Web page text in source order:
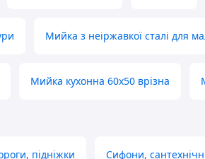
Мийка з неіржавкої сталі для
Мийка кухонна 60х50 врізна
підніжки Сифони,